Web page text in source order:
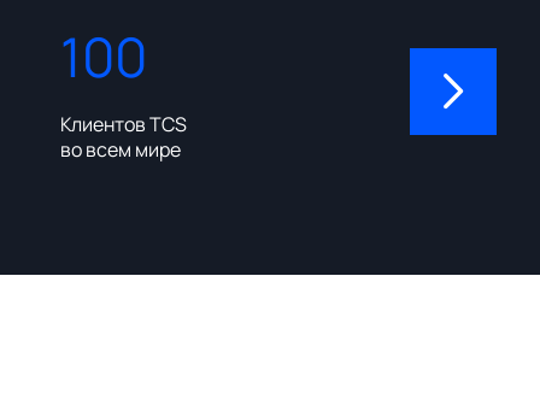
100
Клиентов TCS
во всем мире
310